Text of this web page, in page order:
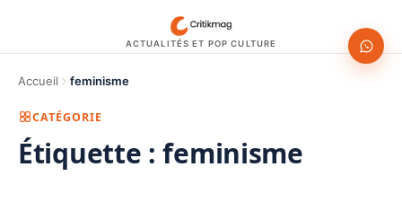
ACTUALITÉS ET POP CULTURE
Accueil feminisme
CATÉGORIE
Étiquette :feminisme